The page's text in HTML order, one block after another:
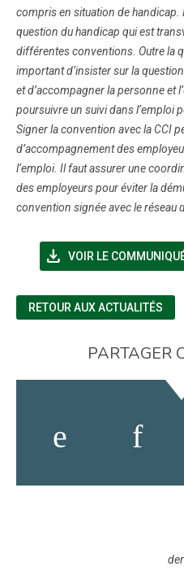
compris en situation de
question du handicap qui est
différentes conventions. Outre la
important d’insister sur la
et d’accompagner la personne et
poursuivre un suivi dans l’emploi
Signer la convention avec la CCI
d’accompagnement des
l’emploi. Il faut assurer une
des employeurs pour éviter la
convention signée avec le réseau
file_download VOIR LE
RETOUR AUX ACTUALITÉS
PARTAGER